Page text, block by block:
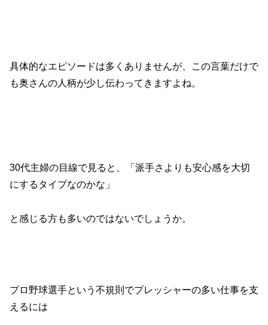
具体的なエピソードは多くありませんが、この言葉だけで
も奥さんの人柄が少し伝わってきますよね。
30代主婦の目線で見ると、「派手さよりも安心感を大切
にするタイプなのかな」
と感じる方も多いのではないでしょうか。
プロ野球選手という不規則でプレッシャーの多い仕事を支
えるには